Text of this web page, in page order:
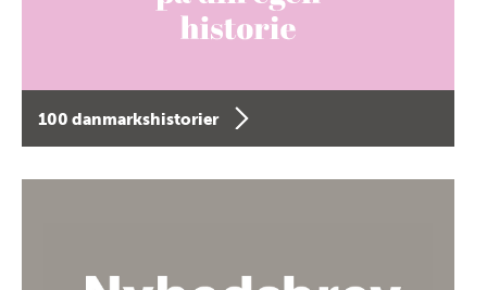
100 danmarkshistorier